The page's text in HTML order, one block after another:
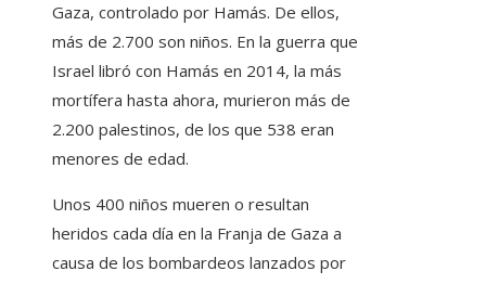
Gaza, controlado por Hamás. De ellos,
más de 2.700 son niños. En la guerra que
Israel libró con Hamás en 2014, la más
mortífera hasta ahora, murieron más de
2.200 palestinos, de los que 538 eran
menores de edad.
Unos 400 niños mueren o resultan
heridos cada día en la Franja de Gaza a
causa de los bombardeos lanzados por